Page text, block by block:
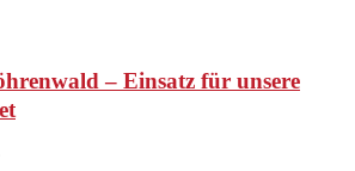
– Einsatz für unsere